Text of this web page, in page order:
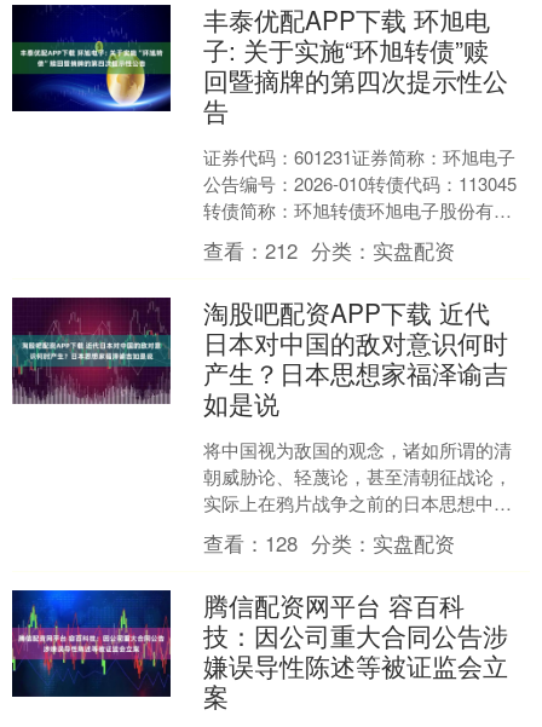
丰泰优配APP下载 环旭电
子: 关于实施“环旭转债”赎
回暨摘牌的第四次提示性公
告
证券代码：601231证券简称：环旭电子
公告编号：2026-010转债代码：113045
转债简称：环旭转债环旭电子股份有限
公司关于实施“环旭转债”赎回暨摘牌的
第....
查看：212 分类： 实盘配资
淘股吧配资APP下载 近代
日本对中国的敌对意识何时
产生？日本思想家福泽谕吉
如是说
将中国视为敌国的观念，诸如所谓的清
朝威胁论、轻蔑论，甚至清朝征战论，
实际上在鸦片战争之前的日本思想中就
已悄然成形。可以追溯到日本思想家林
子平（1738年-179....
查看： 128 分类： 实盘配资
腾信配资网平台 容百科
技：因公司重大合同公告涉
嫌误导性陈述等被证监会立
案